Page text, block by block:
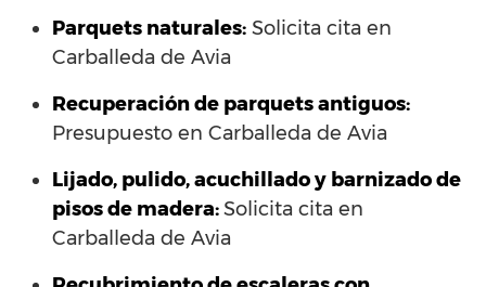
Parquets naturales: Solicita cita en
Carballeda de Avia
Recuperación de parquets antiguos:
Presupuesto en Carballeda de Avia
Lijado, pulido, acuchillado y barnizado de
pisos de madera:Solicita cita en
Carballeda de Avia